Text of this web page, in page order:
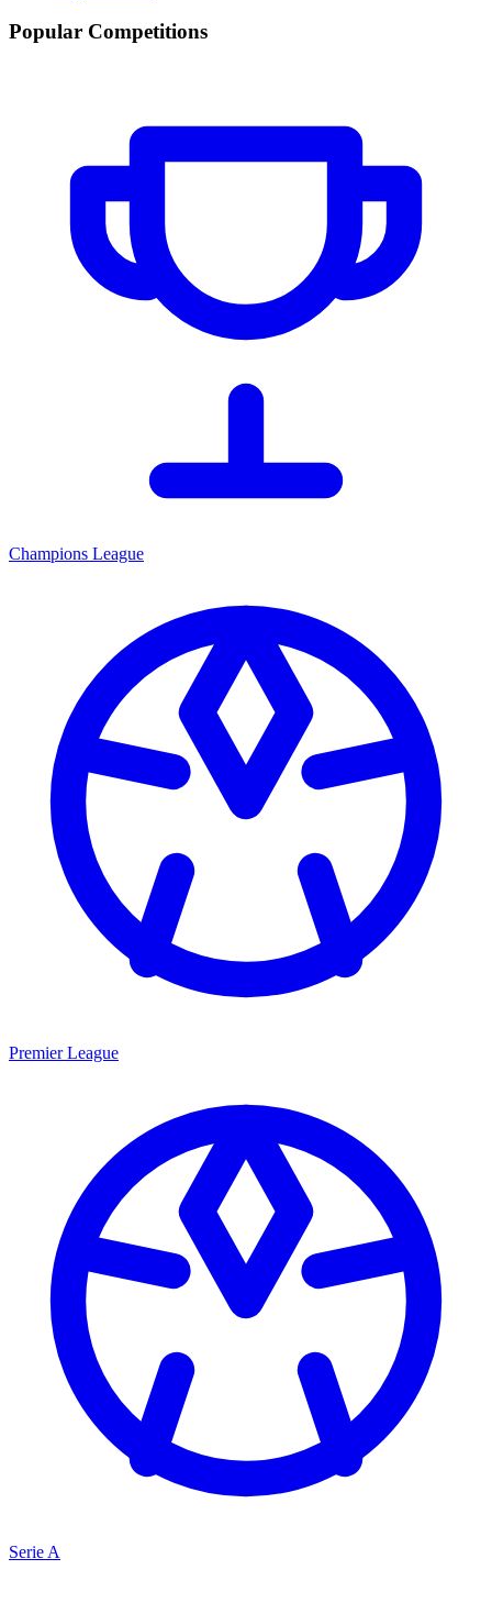
Popular Competitions
Champions League
Premier League
Serie A